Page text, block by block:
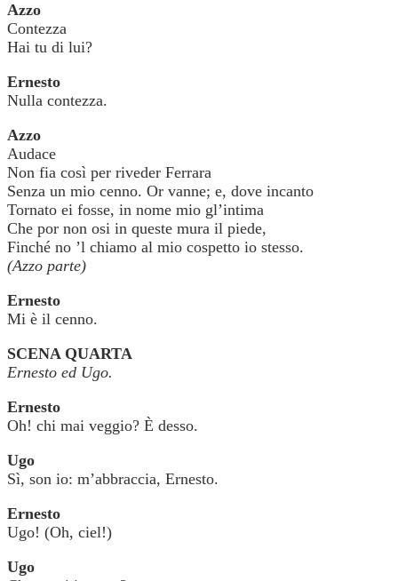
Azzo
Contezza
Hai tu di lui?
Ernesto
Nulla contezza.
Azzo
Audace
Non fia così per riveder Ferrara
Senza un mio cenno. Or vanne; e, dove incanto
Tornato ei fosse, in nome mio gl’intima
Che por non osi in queste mura il piede,
Finché no ’l chiamo al mio cospetto io stesso.
(Azzo parte)
Ernesto
Mi è il cenno.
SCENA QUARTA
Ernesto ed Ugo.
Ernesto
Oh! chi mai veggio? È desso.
Ugo
Sì, son io: m’abbraccia, Ernesto.
Ernesto
Ugo! (Oh, ciel!)
Ugo